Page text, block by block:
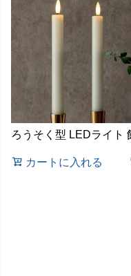
カートに入れる